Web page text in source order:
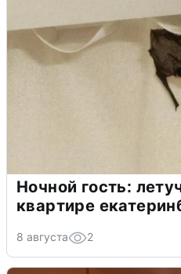
Ночной гость:
квартире
8 августа 2